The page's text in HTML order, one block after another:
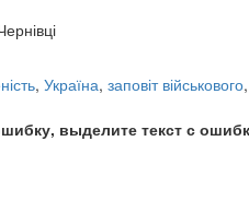
, Україна, заповіт військового,
выделите текст с